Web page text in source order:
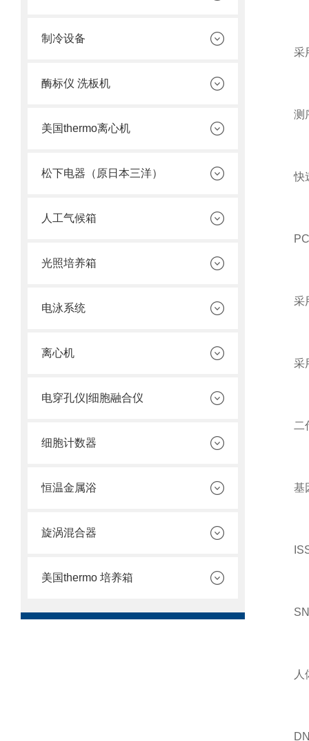
制冷设备
酶标仪 洗板机
美国thermo离心机
松下电器（原日本三洋）
人工气候箱
光照培养箱
电泳系统
离心机
电穿孔仪|细胞融合仪
细胞计数器
恒温金属浴
旋涡混合器
美国thermo 培养箱
采用
测
快速
PCR
采用
采用
二代
基因
SNP
人体
DNA